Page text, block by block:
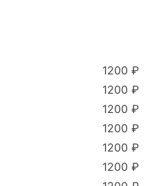
1200 ₽
1200 ₽
1200 ₽
1200 ₽
1200 ₽
1200 ₽